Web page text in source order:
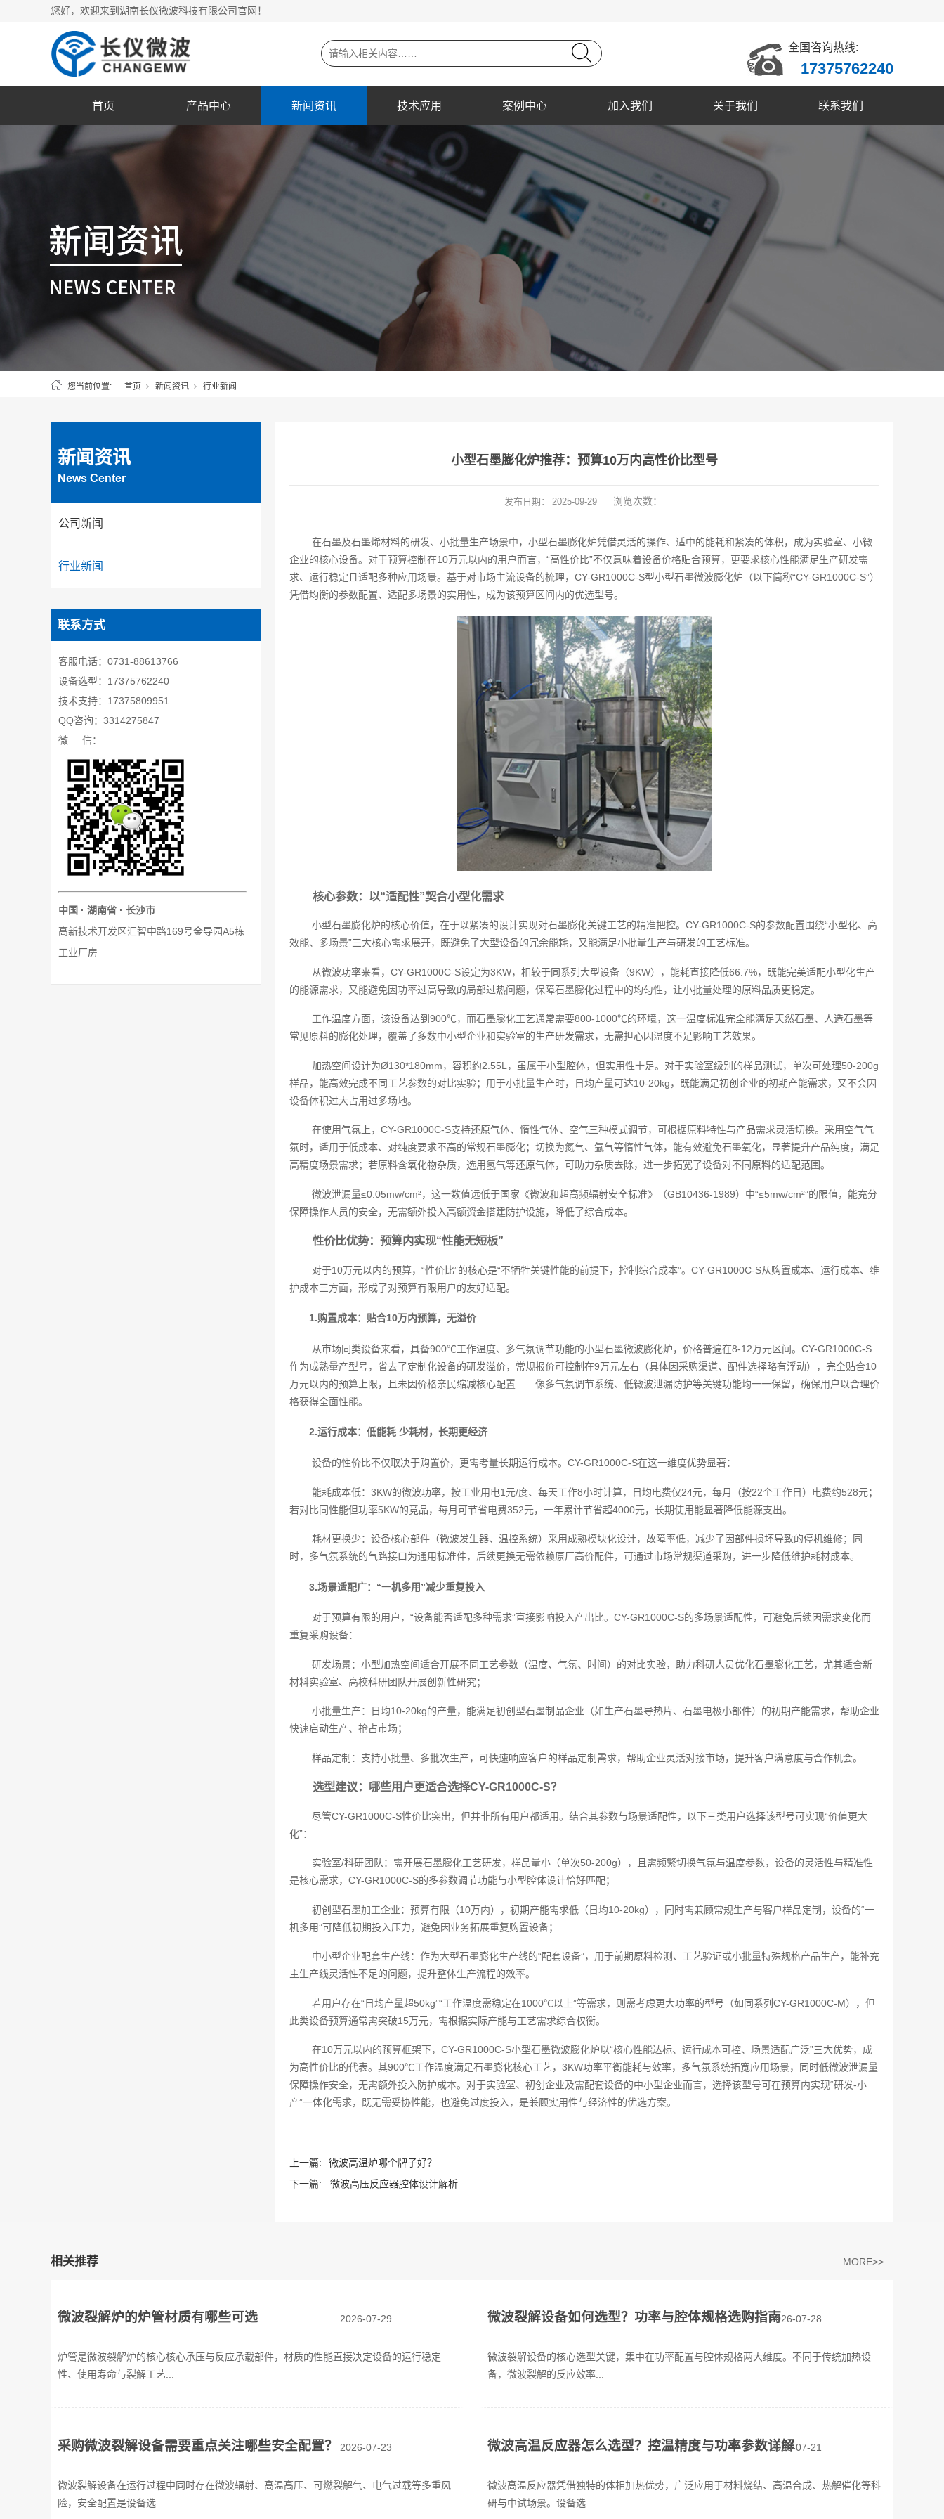
您好，欢迎来到湖南长仪微波科技有限公司官网！
全国咨询热线:
17375762240
首页 产品中心 新闻资讯 技术应用 案例中心 加入我们 关于我们 联系我们
您当前位置: 首页 新闻资讯 行业新闻
新闻资讯
News Center
公司新闻
行业新闻
联系方式
客服电话：0731-88613766
设备选型：17375762240
技术支持：17375809951
QQ咨询：3314275847
微 信：
中国 · 湖南省 · 长沙市
高新技术开发区汇智中路169号金导园A5栋
工业厂房
小型石墨膨化炉推荐：预算10万内高性价比型号
发布日期： 2025-09-29 浏览次数：
在石墨及石墨烯材料的研发、小批量生产场景中，小型石墨膨化炉凭借灵活的操作、适中的能耗和紧凑的体积，成为实验室、小微
企业的核心设备。对于预算控制在10万元以内的用户而言，“高性价比”不仅意味着设备价格贴合预算，更要求核心性能满足生产研发需
求、运行稳定且适配多种应用场景。基于对市场主流设备的梳理，CY-GR1000C-S型小型石墨微波膨化炉（以下简称“CY-GR1000C-S”）
凭借均衡的参数配置、适配多场景的实用性，成为该预算区间内的优选型号。
核心参数：以“适配性”契合小型化需求
小型石墨膨化炉的核心价值，在于以紧凑的设计实现对石墨膨化关键工艺的精准把控。CY-GR1000C-S的参数配置围绕“小型化、高
效能、多场景”三大核心需求展开，既避免了大型设备的冗余能耗，又能满足小批量生产与研发的工艺标准。
从微波功率来看，CY-GR1000C-S设定为3KW，相较于同系列大型设备（9KW），能耗直接降低66.7%，既能完美适配小型化生产
的能源需求，又能避免因功率过高导致的局部过热问题，保障石墨膨化过程中的均匀性，让小批量处理的原料品质更稳定。
工作温度方面，该设备达到900℃，而石墨膨化工艺通常需要800-1000℃的环境，这一温度标准完全能满足天然石墨、人造石墨等
常见原料的膨化处理，覆盖了多数中小型企业和实验室的生产研发需求，无需担心因温度不足影响工艺效果。
加热空间设计为Ø130*180mm，容积约2.55L，虽属于小型腔体，但实用性十足。对于实验室级别的样品测试，单次可处理50-200g
样品，能高效完成不同工艺参数的对比实验；用于小批量生产时，日均产量可达10-20kg，既能满足初创企业的初期产能需求，又不会因
设备体积过大占用过多场地。
在使用气氛上，CY-GR1000C-S支持还原气体、惰性气体、空气三种模式调节，可根据原料特性与产品需求灵活切换。采用空气气
氛时，适用于低成本、对纯度要求不高的常规石墨膨化；切换为氮气、氩气等惰性气体，能有效避免石墨氧化，显著提升产品纯度，满足
高精度场景需求；若原料含氧化物杂质，选用氢气等还原气体，可助力杂质去除，进一步拓宽了设备对不同原料的适配范围。
微波泄漏量≤0.05mw/cm²，这一数值远低于国家《微波和超高频辐射安全标准》（GB10436-1989）中“≤5mw/cm²”的限值，能充分
保障操作人员的安全，无需额外投入高额资金搭建防护设施，降低了综合成本。
性价比优势：预算内实现“性能无短板”
对于10万元以内的预算，“性价比”的核心是“不牺牲关键性能的前提下，控制综合成本”。CY-GR1000C-S从购置成本、运行成本、维
护成本三方面，形成了对预算有限用户的友好适配。
1.购置成本：贴合10万内预算，无溢价
从市场同类设备来看，具备900℃工作温度、多气氛调节功能的小型石墨微波膨化炉，价格普遍在8-12万元区间。CY-GR1000C-S
作为成熟量产型号，省去了定制化设备的研发溢价，常规报价可控制在9万元左右（具体因采购渠道、配件选择略有浮动），完全贴合10
万元以内的预算上限，且未因价格亲民缩减核心配置——像多气氛调节系统、低微波泄漏防护等关键功能均一一保留，确保用户以合理价
格获得全面性能。
2.运行成本：低能耗 少耗材，长期更经济
设备的性价比不仅取决于购置价，更需考量长期运行成本。CY-GR1000C-S在这一维度优势显著：
能耗成本低：3KW的微波功率，按工业用电1元/度、每天工作8小时计算，日均电费仅24元，每月（按22个工作日）电费约528元；
若对比同性能但功率5KW的竞品，每月可节省电费352元，一年累计节省超4000元，长期使用能显著降低能源支出。
耗材更换少：设备核心部件（微波发生器、温控系统）采用成熟模块化设计，故障率低，减少了因部件损坏导致的停机维修；同
时，多气氛系统的气路接口为通用标准件，后续更换无需依赖原厂高价配件，可通过市场常规渠道采购，进一步降低维护耗材成本。
3.场景适配广：“一机多用”减少重复投入
对于预算有限的用户，“设备能否适配多种需求”直接影响投入产出比。CY-GR1000C-S的多场景适配性，可避免后续因需求变化而
重复采购设备：
研发场景：小型加热空间适合开展不同工艺参数（温度、气氛、时间）的对比实验，助力科研人员优化石墨膨化工艺，尤其适合新
材料实验室、高校科研团队开展创新性研究；
小批量生产：日均10-20kg的产量，能满足初创型石墨制品企业（如生产石墨导热片、石墨电极小部件）的初期产能需求，帮助企业
快速启动生产、抢占市场；
样品定制：支持小批量、多批次生产，可快速响应客户的样品定制需求，帮助企业灵活对接市场，提升客户满意度与合作机会。
选型建议：哪些用户更适合选择CY-GR1000C-S？
尽管CY-GR1000C-S性价比突出，但并非所有用户都适用。结合其参数与场景适配性，以下三类用户选择该型号可实现“价值更大
化”：
实验室/科研团队：需开展石墨膨化工艺研发，样品量小（单次50-200g），且需频繁切换气氛与温度参数，设备的灵活性与精准性
是核心需求，CY-GR1000C-S的多参数调节功能与小型腔体设计恰好匹配；
初创型石墨加工企业：预算有限（10万内），初期产能需求低（日均10-20kg），同时需兼顾常规生产与客户样品定制，设备的“一
机多用”可降低初期投入压力，避免因业务拓展重复购置设备；
中小型企业配套生产线：作为大型石墨膨化生产线的“配套设备”，用于前期原料检测、工艺验证或小批量特殊规格产品生产，能补充
主生产线灵活性不足的问题，提升整体生产流程的效率。
若用户存在“日均产量超50kg”“工作温度需稳定在1000℃以上”等需求，则需考虑更大功率的型号（如同系列CY-GR1000C-M），但
此类设备预算通常需突破15万元，需根据实际产能与工艺需求综合权衡。
在10万元以内的预算框架下，CY-GR1000C-S小型石墨微波膨化炉以“核心性能达标、运行成本可控、场景适配广泛”三大优势，成
为高性价比的代表。其900℃工作温度满足石墨膨化核心工艺，3KW功率平衡能耗与效率，多气氛系统拓宽应用场景，同时低微波泄漏量
保障操作安全，无需额外投入防护成本。对于实验室、初创企业及需配套设备的中小型企业而言，选择该型号可在预算内实现“研发-小
产”一体化需求，既无需妥协性能，也避免过度投入，是兼顾实用性与经济性的优选方案。
上一篇:
微波高温炉哪个牌子好？
下一篇:
微波高压反应器腔体设计解析
相关推荐 MORE>>
微波裂解炉的炉管材质有哪些可选
炉管是微波裂解炉的核心核心承压与反应承载部件，材质的性能直接决定设备的运行稳定
性、使用寿命与裂解工艺...
2026-07-29 微波裂解设备如何选型？功率与腔体规格选购指南
微波裂解设备的核心选型关键，集中在功率配置与腔体规格两大维度。不同于传统加热设
备，微波裂解的反应效率...
2026-07-28
采购微波裂解设备需要重点关注哪些安全配置？
微波裂解设备在运行过程中同时存在微波辐射、高温高压、可燃裂解气、电气过载等多重风
险，安全配置是设备选...
2026-07-23 微波高温反应器怎么选型？控温精度与功率参数详解
微波高温反应器凭借独特的体相加热优势，广泛应用于材料烧结、高温合成、热解催化等科
研与中试场景。设备选...
2026-07-21